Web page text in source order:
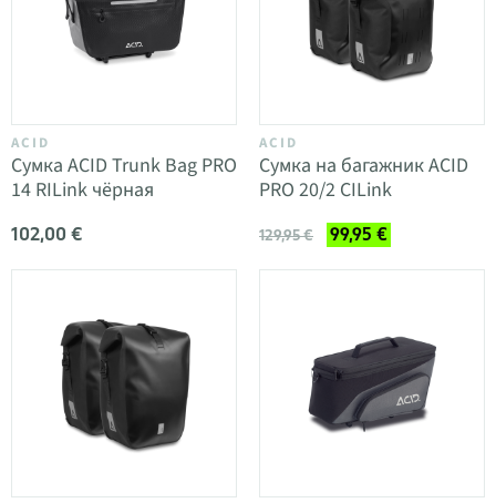
ACID
Сумка ACID Trunk Bag PRO
14 RILink чёрная
102,00 €
ACID
Сумка на багажник ACID
PRO 20/2 CILink
129,95 € 99,95 €